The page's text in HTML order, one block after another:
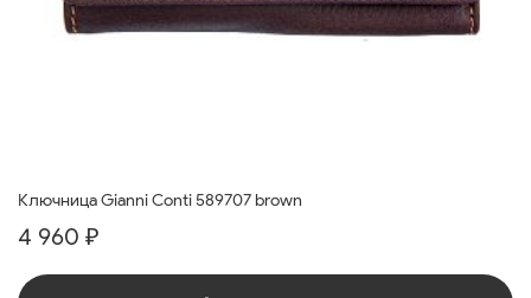
Ключница Gianni Conti 589707 brown
4 960 ₽